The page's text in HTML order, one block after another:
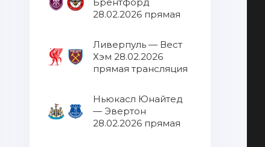
28.02.2026 прямая
Ливерпуль — Вест
Хэм 28.02.2026
прямая трансляция
Ньюкасл Юнайтед
— Эвертон
28.02.2026 прямая